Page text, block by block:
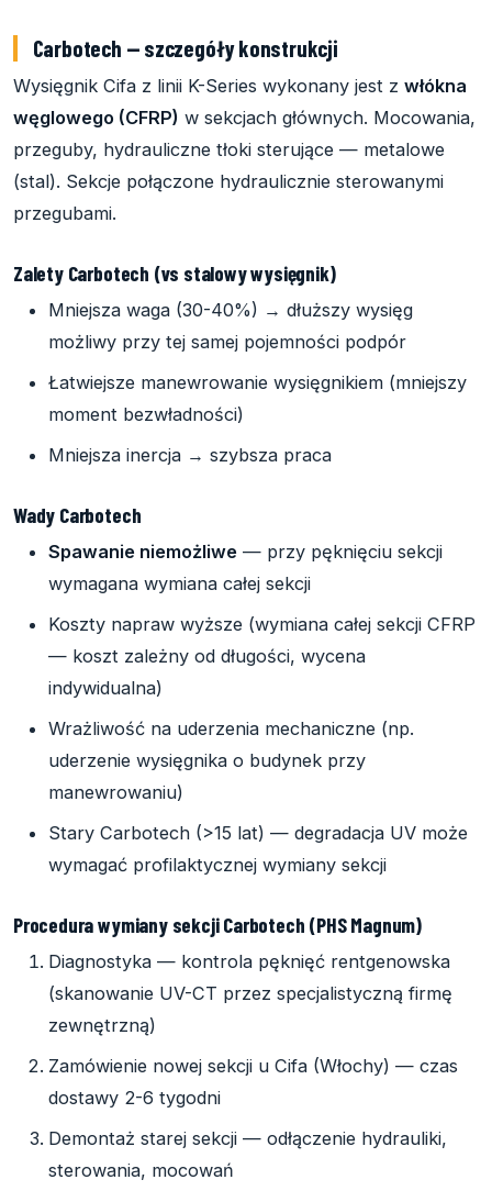
Carbotech — szczegóły konstrukcji
Wysięgnik Cifa z linii K-Series wykonany jest z włókna
węglowego (CFRP) w sekcjach głównych. Mocowania,
przeguby, hydrauliczne tłoki sterujące — metalowe
(stal). Sekcje połączone hydraulicznie sterowanymi
przegubami.
Zalety Carbotech (vs stalowy wysięgnik)
Mniejsza waga (30-40%) → dłuższy wysięg
możliwy przy tej samej pojemności podpór
Łatwiejsze manewrowanie wysięgnikiem (mniejszy
moment bezwładności)
Mniejsza inercja → szybsza praca
Wady Carbotech
Spawanie niemożliwe — przy pęknięciu sekcji
wymagana wymiana całej sekcji
Koszty napraw wyższe (wymiana całej sekcji CFRP
— koszt zależny od długości, wycena
indywidualna)
Wrażliwość na uderzenia mechaniczne (np.
uderzenie wysięgnika o budynek przy
manewrowaniu)
Stary Carbotech (>15 lat) — degradacja UV może
wymagać profilaktycznej wymiany sekcji
Procedura wymiany sekcji Carbotech (PHS Magnum)
Diagnostyka — kontrola pęknięć rentgenowska
(skanowanie UV-CT przez specjalistyczną firmę
zewnętrzną)
Zamówienie nowej sekcji u Cifa (Włochy) — czas
dostawy 2-6 tygodni
Demontaż starej sekcji — odłączenie hydrauliki,
sterowania, mocowań